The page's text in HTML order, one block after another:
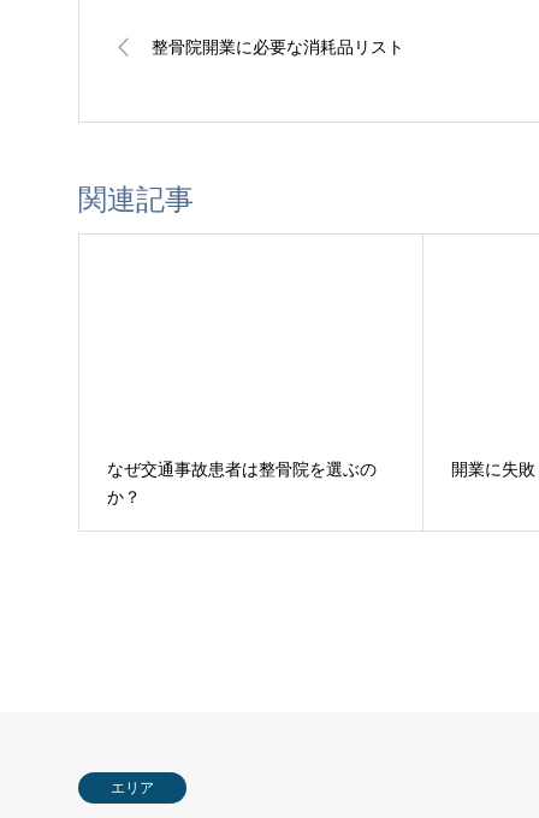
整骨院開業に必要な消耗品リスト
関連記事
なぜ交通事故患者は整骨院を選ぶの
か？
開業に失
エリア